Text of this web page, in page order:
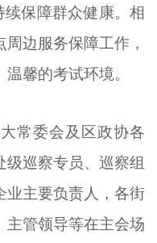
续保障群众健康。相
边服务保障工作，
馨的考试环境。
常委会及区政协各
级巡察专员、巡察组
业主要负责人，各街
管领导等在主会场